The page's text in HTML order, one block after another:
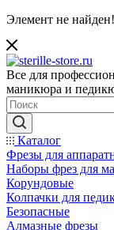
Элемент не найден!
Все для
маникюра и
Каталог
Фрезы для
Наборы фрез для
Корундовые
Колпачки для
Безопасные
Алмазные фрезы